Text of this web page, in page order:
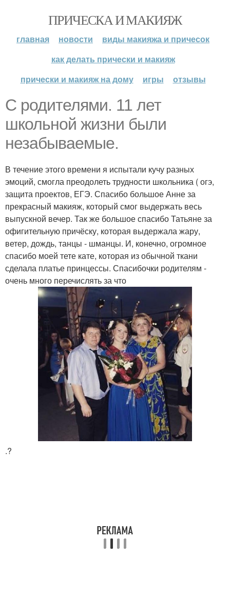
ПРИЧЕСКА И МАКИЯЖ
главная новости
виды макияжа и причесок
как делать прически и макияж
прически и макияж на дому
игры отзывы
С родителями. 11 лет
школьной жизни были
незабываемые.
В течение этого времени я испытали кучу разных
эмоций, смогла преодолеть трудности школьника ( огэ,
защита проектов, ЕГЭ. Спасибо большое Анне за
прекрасный макияж, который смог выдержать весь
выпускной вечер. Так же большое спасибо Татьяне за
офигительную причёску, которая выдержала жару,
ветер, дождь, танцы - шманцы. И, конечно, огромное
спасибо моей тете кате, которая из обычной ткани
сделала платье принцессы. Спасибочки родителям -
очень много перечислять за что
.?